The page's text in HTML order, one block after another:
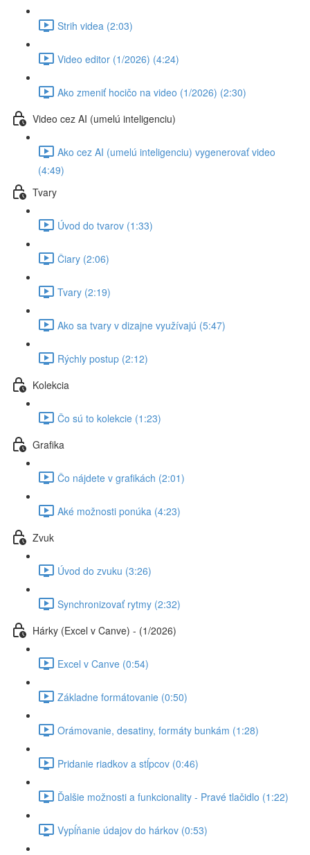
Strih videa (2:03)
Video editor (1/2026) (4:24)
Ako zmeniť hocičo na video (1/2026) (2:30)
Video cez AI (umelú inteligenciu)
Ako cez AI (umelú inteligenciu) vygenerovať video
(4:49)
Tvary
Úvod do tvarov (1:33)
Čiary (2:06)
Tvary (2:19)
Ako sa tvary v dizajne využívajú (5:47)
Rýchly postup (2:12)
Kolekcia
Čo sú to kolekcie (1:23)
Grafika
Čo nájdete v grafikách (2:01)
Aké možnosti ponúka (4:23)
Zvuk
Úvod do zvuku (3:26)
Synchronizovať rytmy (2:32)
Hárky (Excel v Canve) - (1/2026)
Excel v Canve (0:54)
Základne formátovanie (0:50)
Orámovanie, desatiny, formáty bunkám (1:28)
Pridanie riadkov a stĺpcov (0:46)
Ďalšie možnosti a funkcionality - Pravé tlačidlo (1:22)
Vypĺňanie údajov do hárkov (0:53)